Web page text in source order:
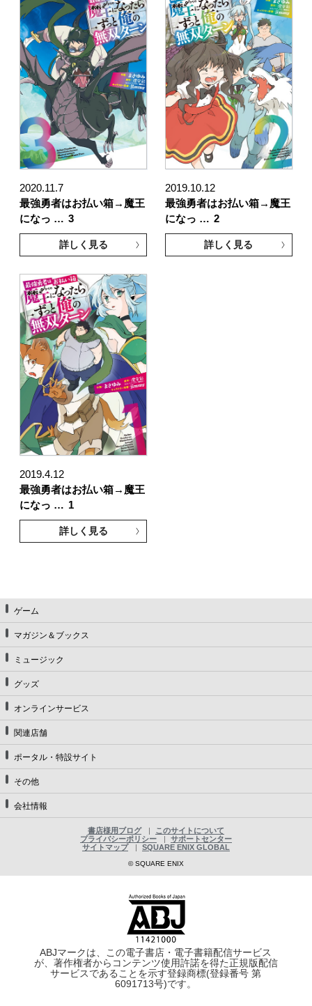
2020.11.7
最強勇者はお払い箱→魔王
になっ … 3
詳しく見る
2019.10.12
最強勇者はお払い箱→魔王
になっ … 2
詳しく見る
2019.4.12
最強勇者はお払い箱→魔王
になっ … 1
詳しく見る
ゲーム
マガジン＆ブックス
ミュージック
グッズ
オンラインサービス
関連店舗
ポータル・特設サイト
その他
会社情報
書店様用ブログ
このサイトについて
プライバシーポリシー
サポートセンター
サイトマップ
SQUARE ENIX GLOBAL
© SQUARE ENIX
ABJマークは、この電子書店・電子書籍配信サービス
が、著作権者からコンテンツ使用許諾を得た正規版配信
サービスであることを示す登録商標(登録番号 第
6091713号)です。